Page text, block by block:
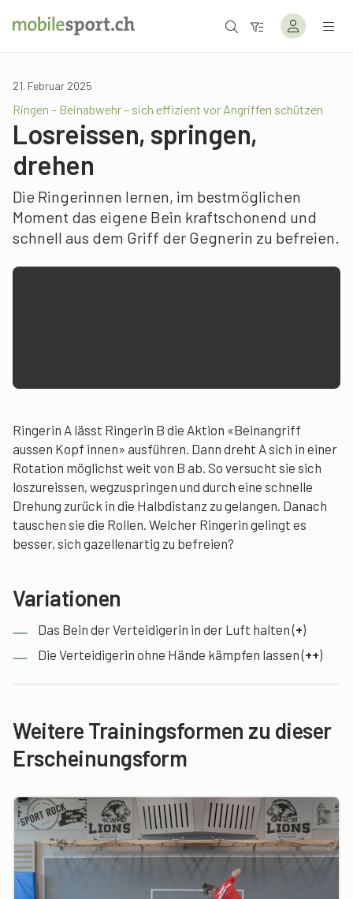
21. Februar 2025
Ringen – Beinabwehr – sich effizient vor Angriffen schützen
Losreissen, springen,
drehen
Die Ringerinnen lernen, im bestmöglichen
Moment das eigene Bein kraftschonend und
schnell aus dem Griff der Gegnerin zu befreien.
Ringerin A lässt Ringerin B die Aktion «Beinangriff
aussen Kopf innen» ausführen. Dann dreht A sich in einer
Rotation möglichst weit von B ab. So versucht sie sich
loszureissen, wegzuspringen und durch eine schnelle
Drehung zurück in die Halbdistanz zu gelangen. Danach
tauschen sie die Rollen. Welcher Ringerin gelingt es
besser, sich gazellenartig zu befreien?
Variationen
Das Bein der Verteidigerin in der Luft halten (+)
Die Verteidigerin ohne Hände kämpfen lassen (++)
Weitere Trainingsformen zu dieser
Erscheinungsform